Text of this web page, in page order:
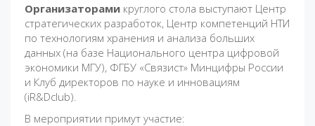
Организаторами круглого стола выступают Центр
стратегических разработок, Центр компетенций НТИ
по технологиям хранения и анализа больших
данных (на базе Национального центра цифровой
экономики МГУ), ФГБУ «Связист» Минцифры России
и Клуб директоров по науке и инновациям
(iR&Dclub).
В мероприятии примут участие: